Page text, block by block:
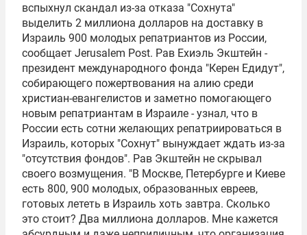
вспыхнул скандал из-за отказа "Сохнута"
выделить 2 миллиона долларов на доставку в
Израиль 900 молодых репатриантов из России,
сообщает Jerusalem Post. Рав Ехиэль Экштейн -
президент международного фонда "Керен Едидут",
собирающего пожертвования на алию среди
христиан-евангелистов и заметно помогающего
новым репатриантам в Израиле - узнал, что в
России есть сотни желающих репатриироваться в
Израиль, которых "Сохнут" вынуждает ждать из-за
"отсутствия фондов". Рав Экштейн не скрывал
своего возмущения. "В Москве, Петербурге и Киеве
есть 800, 900 молодых, образованных евреев,
готовых лететь в Израиль хоть завтра. Сколько
это стоит? Два миллиона долларов. Мне кажется